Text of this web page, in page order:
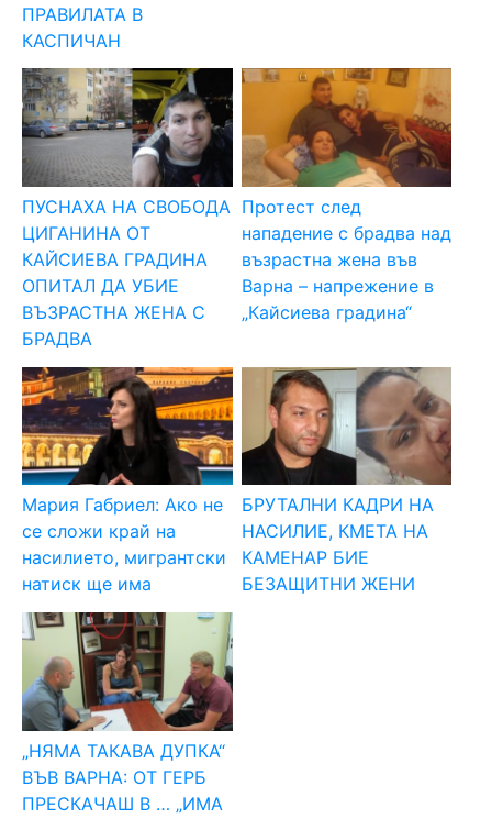
ПРАВИЛАТА В
КАСПИЧАН
ПУСНАХА НА СВОБОДА
ЦИГАНИНА ОТ
КАЙСИЕВА ГРАДИНА
ОПИТАЛ ДА УБИЕ
ВЪЗРАСТНА ЖЕНА С
БРАДВА
Протест след
нападение с брадва над
възрастна жена във
Варна – напрежение в
„Кайсиева градина“
Мария Габриел: Ако не
се сложи край на
насилието, мигрантски
натиск ще има
БРУТАЛНИ КАДРИ НА
НАСИЛИЕ, КМЕТА НА
КАМЕНАР БИЕ
БЕЗАЩИТНИ ЖЕНИ
„НЯМА ТАКАВА ДУПКА“
ВЪВ ВАРНА: ОТ ГЕРБ
ПРЕСКАЧАШ В … „ИМА